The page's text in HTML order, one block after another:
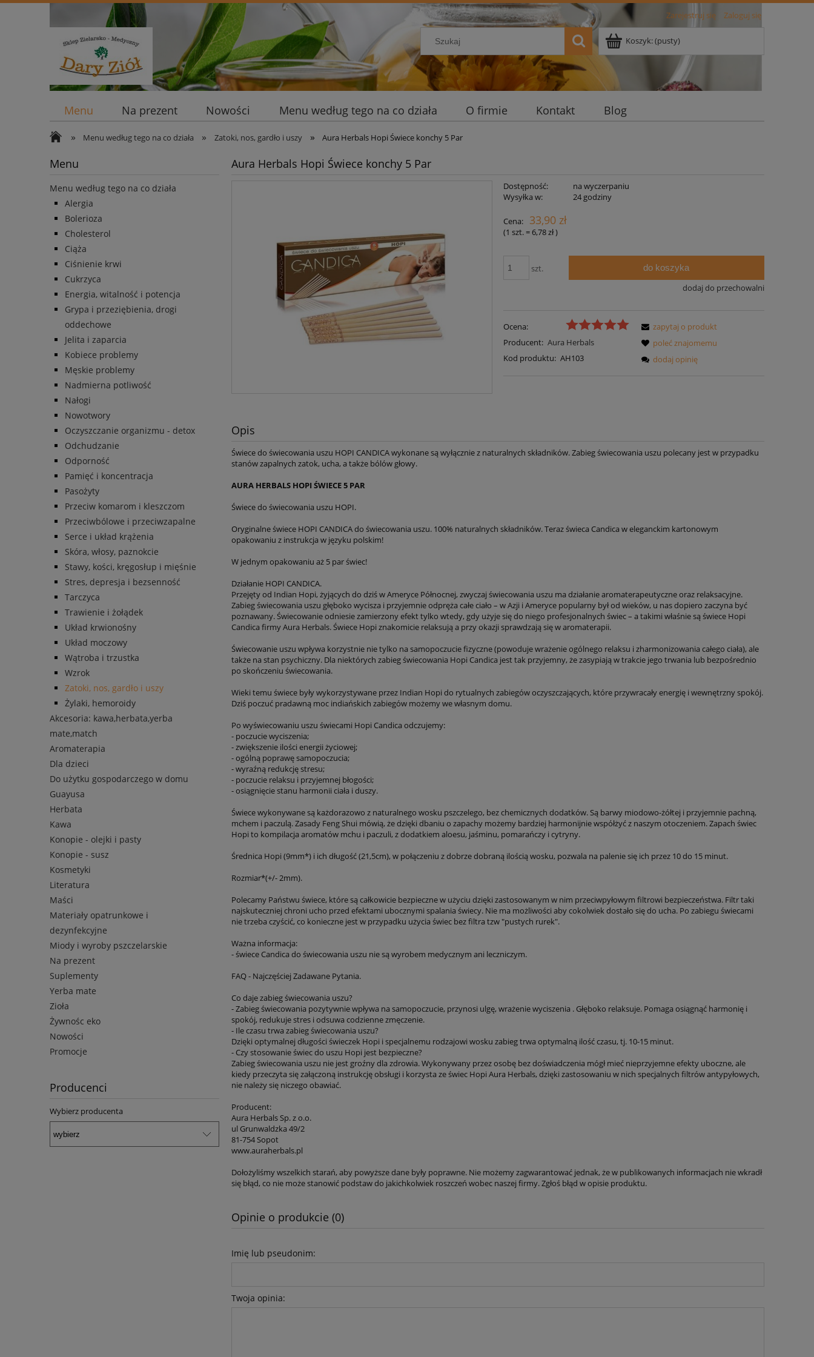
Zarejestruj się Zaloguj się
Koszyk:(pusty)
Menu Na prezent Nowości Menu według tego na co działa O firmie Kontakt Blog
» Menu według tego na co działa » Zatoki, nos, gardło i uszy » Aura Herbals Hopi Świece konchy 5 Par
Menu
Menu według tego na co działa
Alergia
Bolerioza
Cholesterol
Ciąża
Ciśnienie krwi
Cukrzyca
Energia, witalność i potencja
Grypa i przeziębienia, drogi
oddechowe
Jelita i zaparcia
Kobiece problemy
Męskie problemy
Nadmierna potliwość
Nałogi
Nowotwory
Oczyszczanie organizmu - detox
Odchudzanie
Odporność
Pamięć i koncentracja
Pasożyty
Przeciw komarom i kleszczom
Przeciwbólowe i przeciwzapalne
Serce i układ krążenia
Skóra, włosy, paznokcie
Stawy, kości, kręgosłup i mięśnie
Stres, depresja i bezsenność
Tarczyca
Trawienie i żołądek
Układ krwionośny
Układ moczowy
Wątroba i trzustka
Wzrok
Zatoki, nos, gardło i uszy
Żylaki, hemoroidy
Akcesoria: kawa,herbata,yerba
mate,match
Aromaterapia
Dla dzieci
Do użytku gospodarczego w domu
Guayusa
Herbata
Kawa
Konopie - olejki i pasty
Konopie - susz
Kosmetyki
Literatura
Maści
Materiały opatrunkowe i
dezynfekcyjne
Miody i wyroby pszczelarskie
Na prezent
Suplementy
Yerba mate
Zioła
Żywnośc eko
Nowości
Promocje
Producenci
Wybierz producenta
Aura Herbals Hopi Świece konchy 5 Par
Dostępność:
na wyczerpaniu
Wysyłka w:
24 godziny
Cena: 33,90 zł
(1szt.=6,78 zł)
szt. do koszyka
dodaj do przechowalni
Ocena:
Producent: Aura Herbals
Kod produktu: AH103
zapytaj o produkt
poleć znajomemu
dodaj opinię
Opis
Świece do świecowania uszu HOPI CANDICA wykonane są wyłącznie z naturalnych składników. Zabieg świecowania uszu polecany jest w przypadku
stanów zapalnych zatok, ucha, a także bólów głowy.
AURA HERBALS HOPI ŚWIECE 5 PAR
Świece do świecowania uszu HOPI.
Oryginalne świece HOPI CANDICA do świecowania uszu. 100% naturalnych składników. Teraz świeca Candica w eleganckim kartonowym
opakowaniu z instrukcja w języku polskim!
W jednym opakowaniu aż 5 par świec!
Działanie HOPI CANDICA.
Przejęty od Indian Hopi, żyjących do dziś w Ameryce Północnej, zwyczaj świecowania uszu ma działanie aromaterapeutyczne oraz relaksacyjne.
Zabieg świecowania uszu głęboko wycisza i przyjemnie odpręża całe ciało – w Azji i Ameryce popularny był od wieków, u nas dopiero zaczyna być
poznawany. Świecowanie odniesie zamierzony efekt tylko wtedy, gdy użyje się do niego profesjonalnych świec – a takimi właśnie są świece Hopi
Candica firmy Aura Herbals. Świece Hopi znakomicie relaksują a przy okazji sprawdzają się w aromaterapii.
Świecowanie uszu wpływa korzystnie nie tylko na samopoczucie fizyczne (powoduje wrażenie ogólnego relaksu i zharmonizowania całego ciała), ale
także na stan psychiczny. Dla niektórych zabieg świecowania Hopi Candica jest tak przyjemny, że zasypiają w trakcie jego trwania lub bezpośrednio
po skończeniu świecowania.
Wieki temu świece były wykorzystywane przez Indian Hopi do rytualnych zabiegów oczyszczających, które przywracały energię i wewnętrzny spokój.
Dziś poczuć pradawną moc indiańskich zabiegów możemy we własnym domu.
Po wyświecowaniu uszu świecami Hopi Candica odczujemy:
- poczucie wyciszenia;
- zwiększenie ilości energii życiowej;
- ogólną poprawę samopoczucia;
- wyraźną redukcję stresu;
- poczucie relaksu i przyjemnej błogości;
- osiągnięcie stanu harmonii ciała i duszy.
Świece wykonywane są każdorazowo z naturalnego wosku pszczelego, bez chemicznych dodatków. Są barwy miodowo-żółtej i przyjemnie pachną,
mchem i paczulą. Zasady Feng Shui mówią, że dzięki dbaniu o zapachy możemy bardziej harmonijnie współżyć z naszym otoczeniem. Zapach świec
Hopi to kompilacja aromatów mchu i paczuli, z dodatkiem aloesu, jaśminu, pomarańczy i cytryny.
Średnica Hopi (9mm*) i ich długość (21,5cm), w połączeniu z dobrze dobraną ilością wosku, pozwala na palenie się ich przez 10 do 15 minut.
Rozmiar*(+/- 2mm).
Polecamy Państwu świece, które są całkowicie bezpieczne w użyciu dzięki zastosowanym w nim przeciwpyłowym filtrowi bezpieczeństwa. Filtr taki
najskuteczniej chroni ucho przed efektami ubocznymi spalania świecy. Nie ma możliwości aby cokolwiek dostało się do ucha. Po zabiegu świecami
nie trzeba czyścić, co konieczne jest w przypadku użycia świec bez filtra tzw "pustych rurek".
Ważna informacja:
- świece Candica do świecowania uszu nie są wyrobem medycznym ani leczniczym.
FAQ - Najczęściej Zadawane Pytania.
Co daje zabieg świecowania uszu?
- Zabieg świecowania pozytywnie wpływa na samopoczucie, przynosi ulgę, wrażenie wyciszenia . Głęboko relaksuje. Pomaga osiągnąć harmonię i
spokój, redukuje stres i odsuwa codzienne zmęczenie.
- Ile czasu trwa zabieg świecowania uszu?
Dzięki optymalnej długości świeczek Hopi i specjalnemu rodzajowi wosku zabieg trwa optymalną ilość czasu, tj. 10-15 minut.
- Czy stosowanie świec do uszu Hopi jest bezpieczne?
Zabieg świecowania uszu nie jest groźny dla zdrowia. Wykonywany przez osobę bez doświadczenia mógł mieć nieprzyjemne efekty uboczne, ale
kiedy przeczyta się załączoną instrukcję obsługi i korzysta ze świec Hopi Aura Herbals, dzięki zastosowaniu w nich specjalnych filtrów antypyłowych,
nie należy się niczego obawiać.
Producent:
Aura Herbals Sp. z o.o.
ul Grunwaldzka 49/2
81-754 Sopot
www.auraherbals.pl
Dołożyliśmy wszelkich starań, aby powyższe dane były poprawne. Nie możemy zagwarantować jednak, że w publikowanych informacjach nie wkradł
się błąd, co nie może stanowić podstaw do jakichkolwiek roszczeń wobec naszej firmy. Zgłoś błąd w opisie produktu.
Opinie o produkcie (0)
Imię lub pseudonim:
Twoja opinia: